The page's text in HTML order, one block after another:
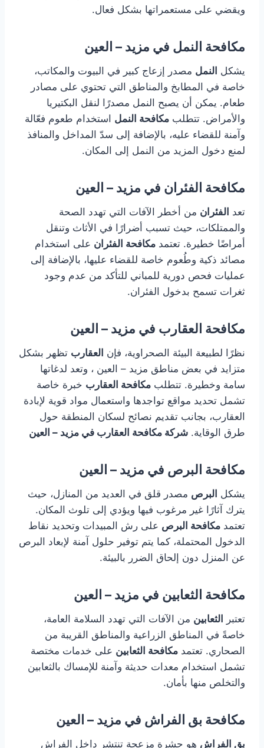
ويقضي على مستعمراتها بشكل فعال.
مكافحة النمل في مزيد – العين
يشكل النمل مصدر إزعاج كبير في البيوت والمكاتب،
خاصة في المطابخ والمناطق التي تحتوي على مصادر
طعام. يمكن أن يصبح النمل مصدرًا لنقل البكتيريا
والأمراض. تتطلب مكافحة النمل استخدام طعوم فعّالة
وآمنة للقضاء عليه، بالإضافة إلى سدّ المداخل والمنافذ
لمنع دخول المزيد من النمل إلى المكان.
مكافحة الفئران في مزيد – العين
تعد الفئران من أخطر الآفات التي تهدد الصحة
والممتلكات، حيث تسبب أضرارًا في الأثاث وتنقل
أمراضًا خطيرة. تعتمد مكافحة الفئران على استخدام
مصائد ذكية وطُعوم خاصة للقضاء عليها، بالإضافة إلى
عمليات فحص دورية للمباني للتأكد من عدم وجود
ثغرات تسمح بدخول الفئران.
مكافحة العقارب في مزيد – العين
نظرًا لطبيعة البيئة الصحراوية، فإن العقارب تظهر بشكل
متزايد في بعض مناطق مزيد – العين ، وتعد لدغاتها
سامة وخطيرة. تتطلب مكافحة العقارب خبرة خاصة
تشمل تحديد مواقع تواجدها واستعمال مواد قوية لإبادة
العقارب، بجانب تقديم نصائح لسكان المنطقة حول
طرق الوقاية. شركة مكافحة العقارب في مزيد – العين
مكافحة البرص في مزيد – العين
يشكل البرص مصدر قلق في العديد من المنازل، حيث
يترك آثارًا غير مرغوب فيها ويؤدي إلى تلوث المكان.
تعتمد مكافحة البرص على رش المبيدات وتحديد نقاط
الدخول المحتملة، كما يتم توفير حلول آمنة لإبعاد البرص
عن المنزل دون إلحاق الضرر بالبيئة.
مكافحة الثعابين في مزيد – العين
تعتبر الثعابين من الآفات التي تهدد السلامة العامة،
خاصةً في المناطق الزراعية والمناطق القريبة من
الصحاري. تعتمد مكافحة الثعابين على خدمات مختصة
تشمل استخدام معدات حديثة وآمنة للإمساك بالثعابين
والتخلص منها بأمان.
مكافحة بق الفراش في مزيد – العين
بق الفراش هو حشرة مزعجة تنتشر داخل الفراش